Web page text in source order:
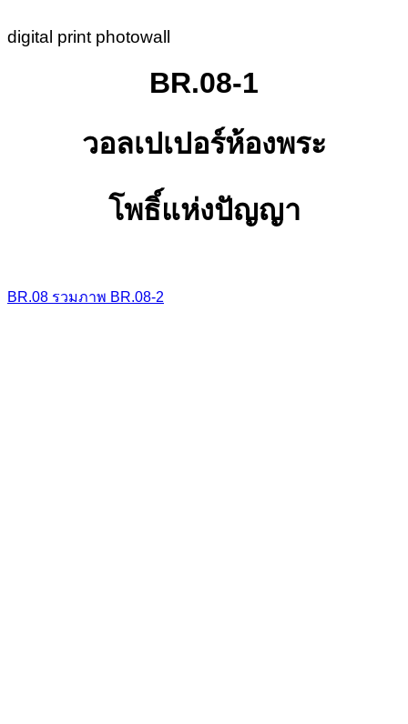
digital print photowall
BR.08-1
วอลเปเปอร์ห้องพระ
โพธิ์แห่งปัญญา
BR.08 รวมภาพ BR.08-2